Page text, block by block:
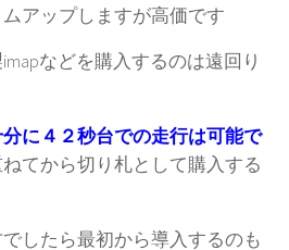
アップしますが高価です
などを購入するのは遠回り
に４２秒台での走行は可能で
てから切り札として購入する
したら最初から導入するのも